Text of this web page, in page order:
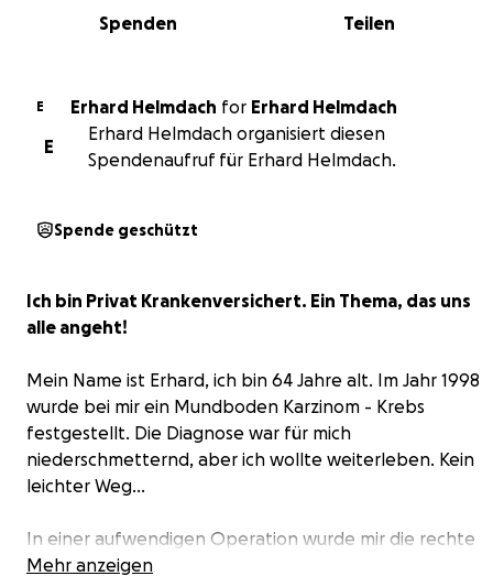
Teilen
Spenden
E Erhard Helmdach for Erhard Helmdach
E
Erhard Helmdach organisiert diesen
Spendenaufruf für Erhard Helmdach.
Spende geschützt
Ich bin Privat Krankenversichert. Ein Thema, das uns
alle angeht!
Mein Name ist Erhard, ich bin 64 Jahre alt. Im Jahr 1998
wurde bei mir ein Mundboden Karzinom - Krebs
festgestellt. Die Diagnose war für mich
niederschmetternd, aber ich wollte weiterleben. Kein
leichter Weg…
In einer aufwendigen Operation wurde mir die rechte
Unterkieferhälfte sowie ein Teil meiner Zunge
Mehr anzeigen